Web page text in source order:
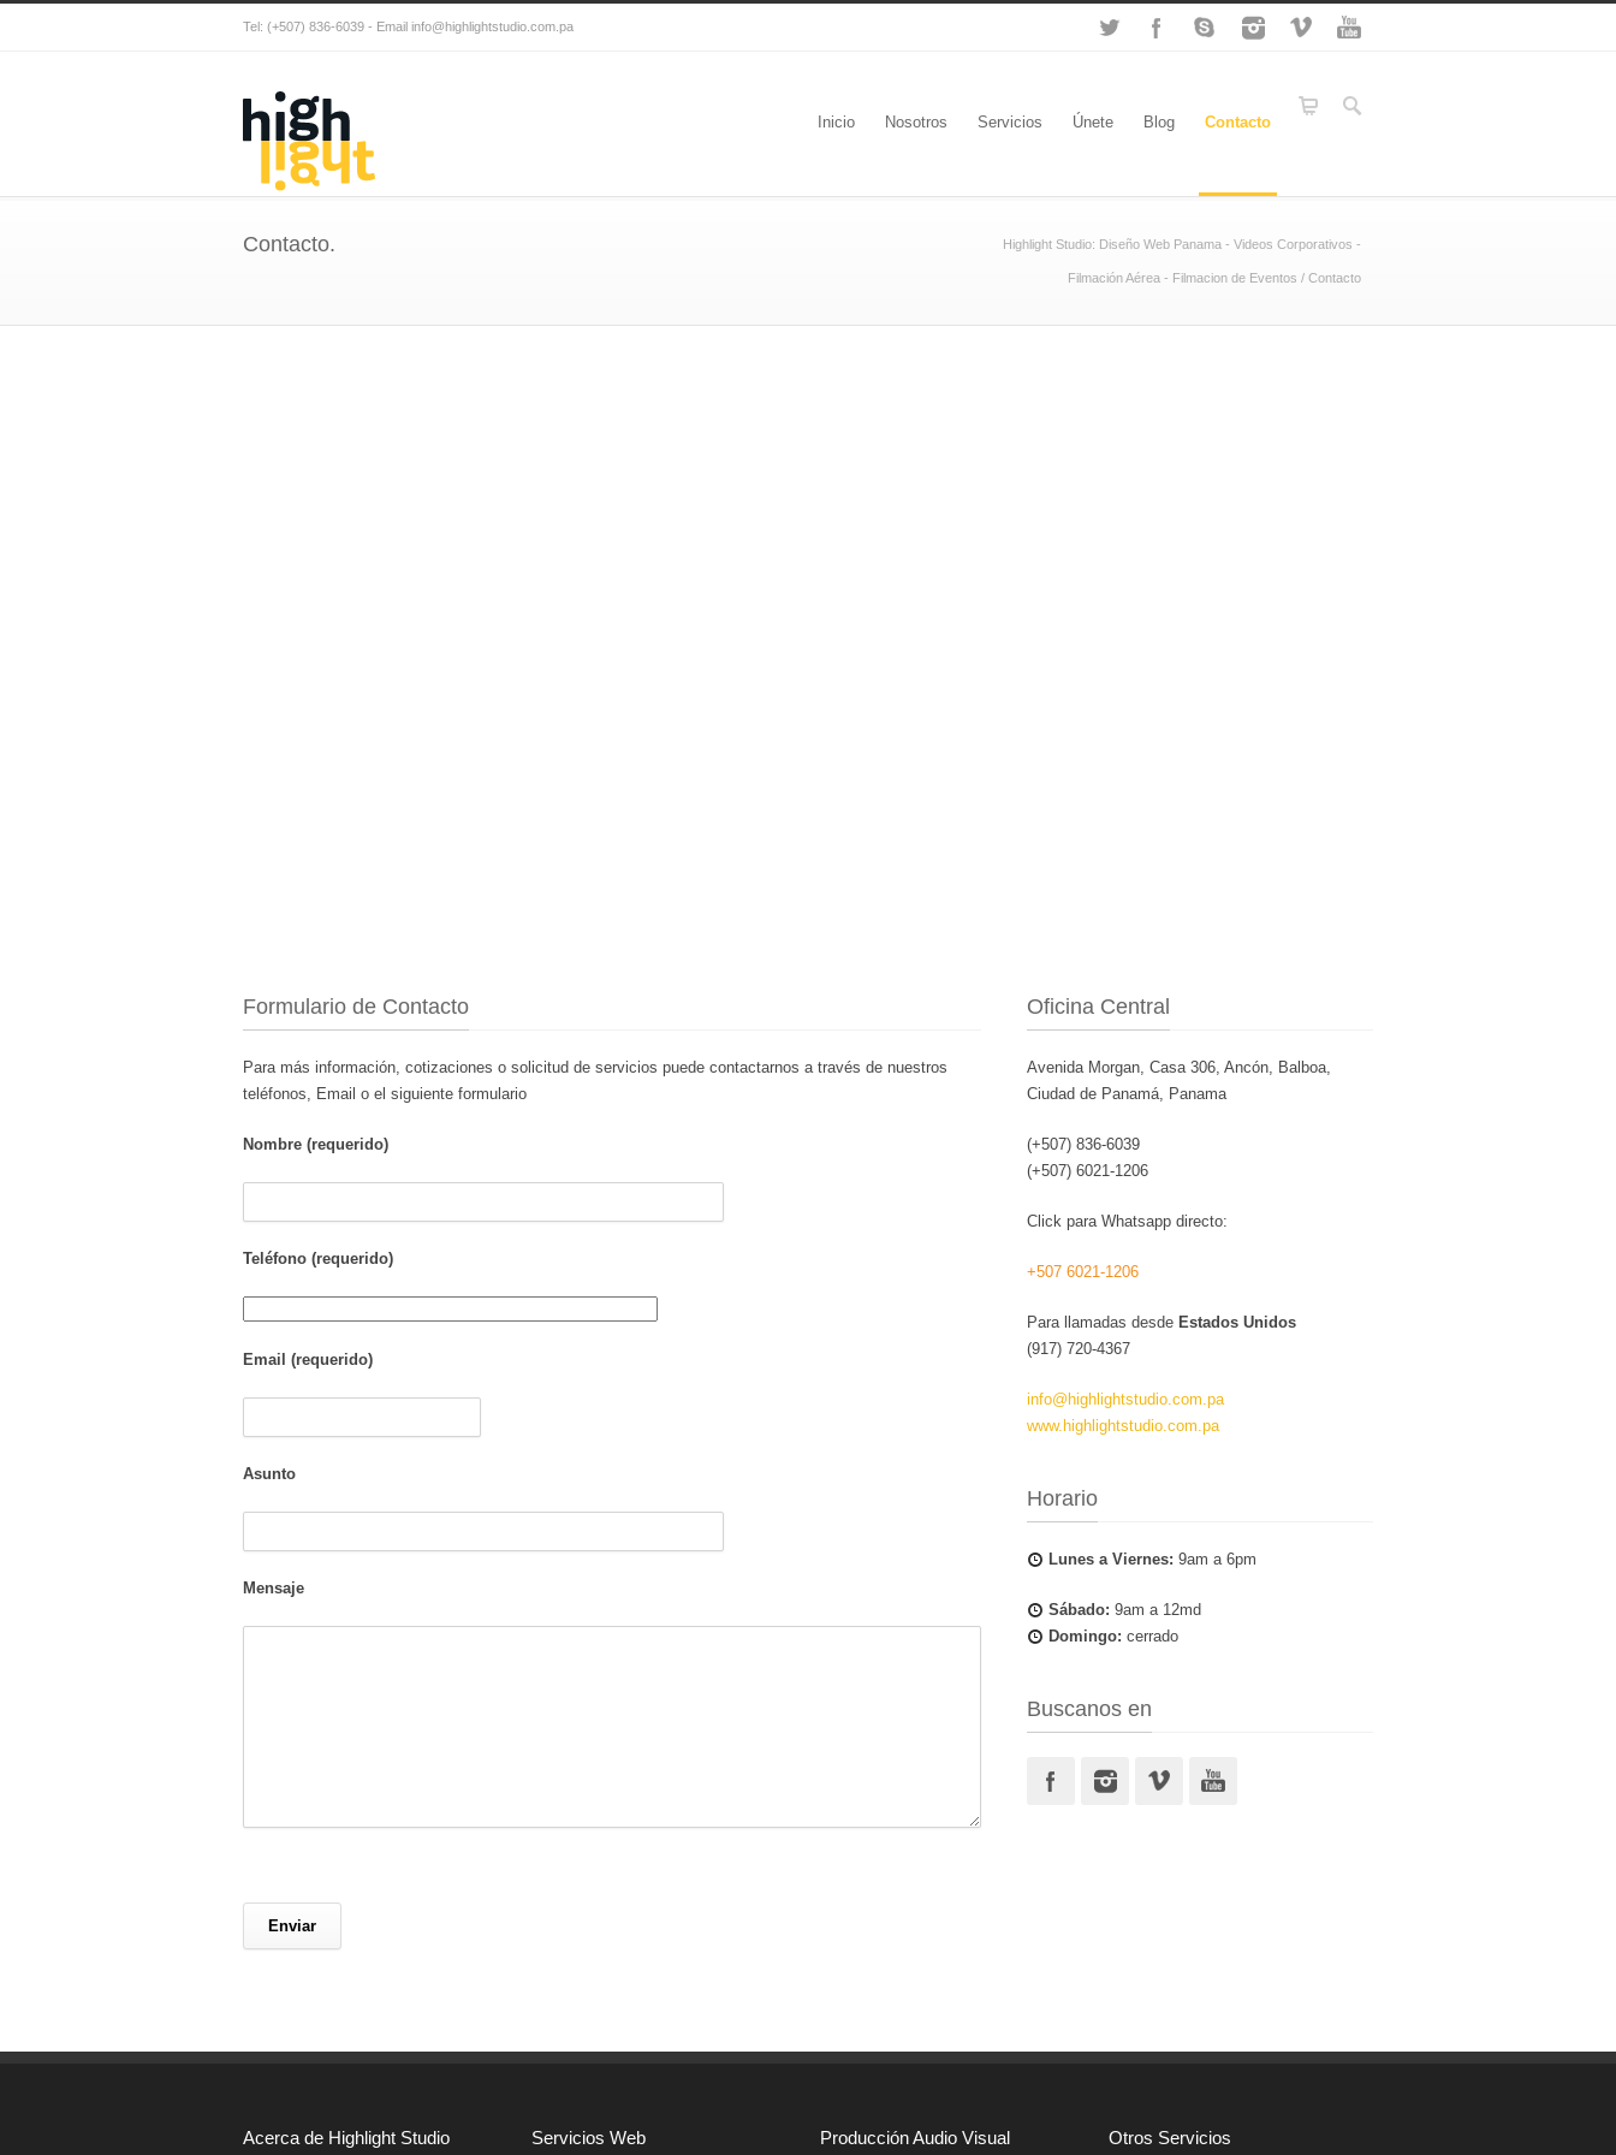
Tel: (+507) 836-6039 - Email info@highlightstudio.com.pa
Inicio Nosotros Servicios Únete Blog Contacto
Contacto. Highlight Studio: Diseño Web Panama - Videos Corporativos -
Filmación Aérea - Filmacion de Eventos / Contacto
Formulario de Contacto
Para más información, cotizaciones o solicitud de servicios puede contactarnos a través de nuestros
teléfonos, Email o el siguiente formulario
Nombre (requerido)
Teléfono (requerido)
Email (requerido)
Asunto
Mensaje
Oficina Central
Avenida Morgan, Casa 306, Ancón, Balboa,
Ciudad de Panamá, Panama
(+507) 836-6039
(+507) 6021-1206
Click para Whatsapp directo:
+507 6021-1206
Para llamadas desde Estados Unidos
(917) 720-4367
info@highlightstudio.com.pa
www.highlightstudio.com.pa
Horario
Lunes a Viernes: 9am a 6pm
Sábado: 9am a 12md
Domingo: cerrado
Buscanos en
Acerca de Highlight Studio Servicios Web Producción Audio Visual Otros Servicios